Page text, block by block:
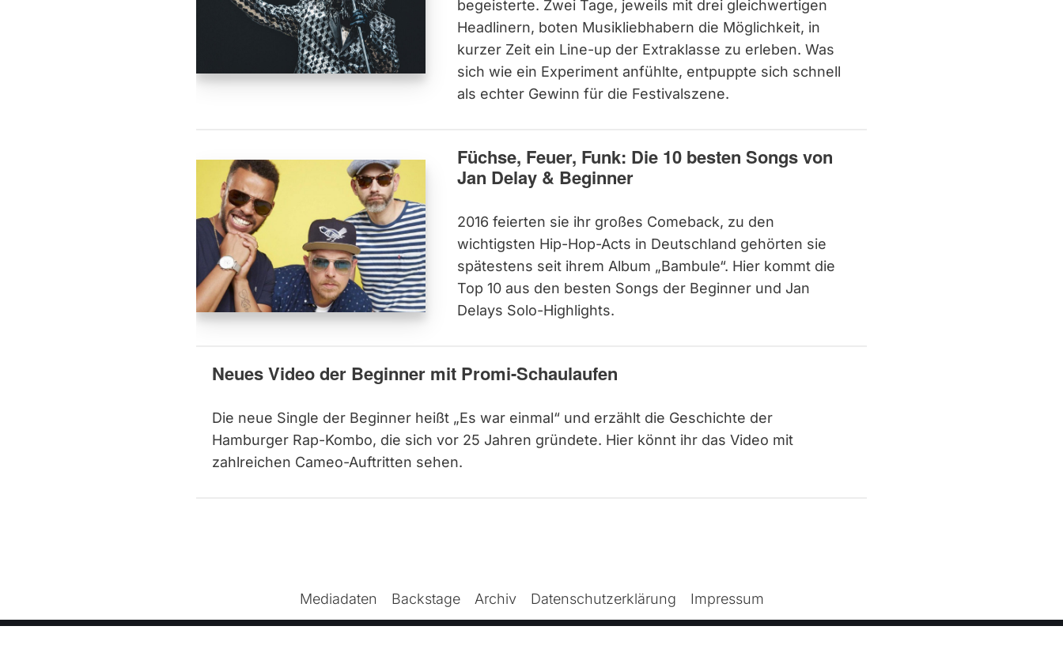
begeisterte. Zwei Tage, jeweils mit drei gleichwertigen
Headlinern, boten Musikliebhabern die Möglichkeit, in
kurzer Zeit ein Line-up der Extraklasse zu erleben. Was
sich wie ein Experiment anfühlte, entpuppte sich schnell
als echter Gewinn für die Festivalszene.
Füchse, Feuer, Funk: Die 10 besten Songs von
Jan Delay & Beginner
2016 feierten sie ihr großes Comeback, zu den
wichtigsten Hip-Hop-Acts in Deutschland gehörten sie
spätestens seit ihrem Album „Bambule“. Hier kommt die
Top 10 aus den besten Songs der Beginner und Jan
Delays Solo-Highlights.
Neues Video der Beginner mit Promi-Schaulaufen
Die neue Single der Beginner heißt „Es war einmal“ und erzählt die Geschichte der
Hamburger Rap-Kombo, die sich vor 25 Jahren gründete. Hier könnt ihr das Video mit
zahlreichen Cameo-Auftritten sehen.
Mediadaten Backstage Archiv Datenschutzerklärung Impressum